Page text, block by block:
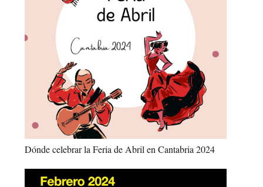
Dónde celebrar la Feria de Abril en Cantabria 2024